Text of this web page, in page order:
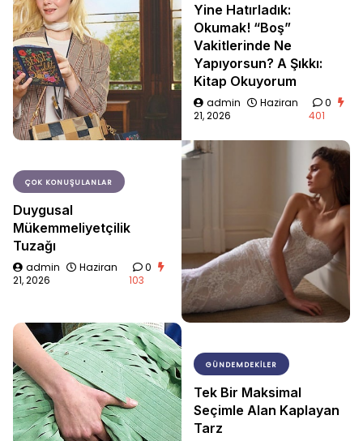
Yine Hatırladık:
Okumak! “Boş”
Vakitlerinde Ne
Yapıyorsun? A Şıkkı:
Kitap Okuyorum
admin
Haziran
21, 2026
0
401
ÇOK KONUŞULANLAR
Duygusal
Mükemmeliyetçilik
Tuzağı
admin
Haziran
21, 2026
0
103
GÜNDEMDEKILER
Tek Bir Maksimal
Seçimle Alan Kaplayan
Tarz